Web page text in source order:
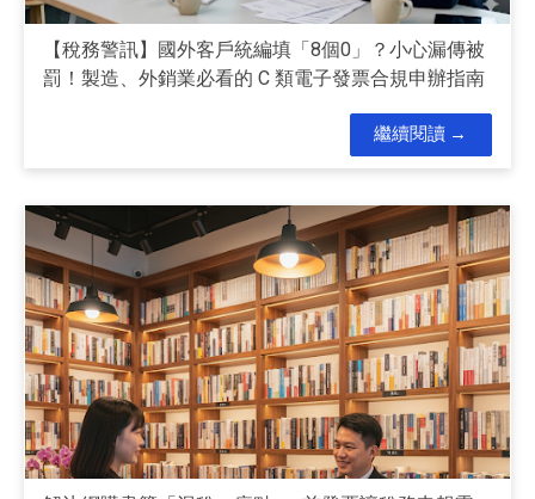
【稅務警訊】國外客戶統編填「8個0」？小心漏傳被
罰！製造、外銷業必看的 C 類電子發票合規申辦指南
繼續閱讀